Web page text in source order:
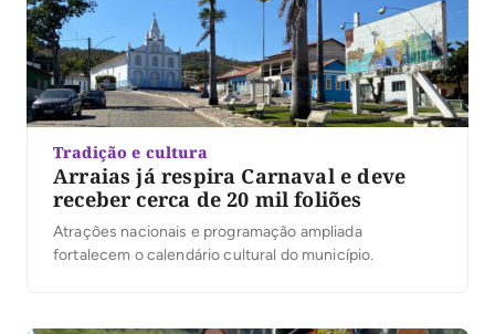
Tradição e cultura
Arraias já respira Carnaval e deve
receber cerca de 20 mil foliões
Atrações nacionais e programação ampliada
fortalecem o calendário cultural do município.